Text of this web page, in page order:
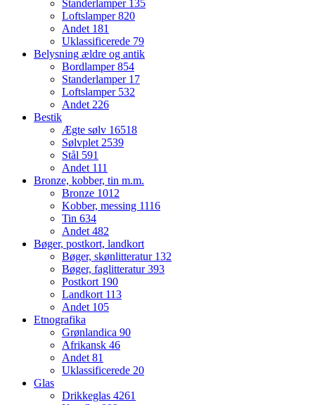
Standerlamper 135
Loftslamper820
Andet 181
Uklassificerede 79
Belysning ældre og antik
Bordlamper854
Standerlamper 17
Loftslamper 532
Andet226
Bestik
Ægte sølv 16518
Sølvplet2539
Stål 591
Andet 111
Bronze, kobber, tin m.m.
Bronze 1012
Kobber, messing 1116
Tin 634
Andet482
Bøger, postkort, landkort
Bøger, skønlitteratur 132
Bøger, faglitteratur393
Postkort 190
Landkort 113
Andet 105
Etnografika
Grønlandica 90
Afrikansk 46
Andet81
Uklassificerede 20
Glas
Drikkeglas 4261